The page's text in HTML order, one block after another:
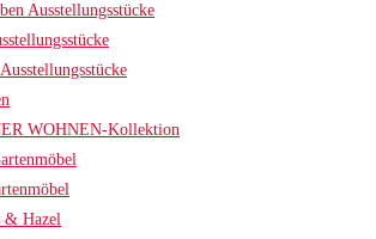
Ausstellungsstücke
WOHNEN-Kollektion
& Hazel